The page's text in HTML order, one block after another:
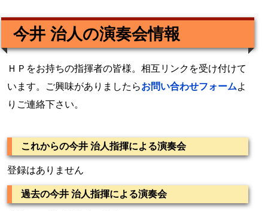
今井 治人の演奏会情報
ＨＰをお持ちの指揮者の皆様。相互リンクを受け付けて
います。ご興味がありましたらお問い合わせフォームよ
りご連絡下さい。
これからの今井 治人指揮による演奏会
登録はありません
過去の今井 治人指揮による演奏会